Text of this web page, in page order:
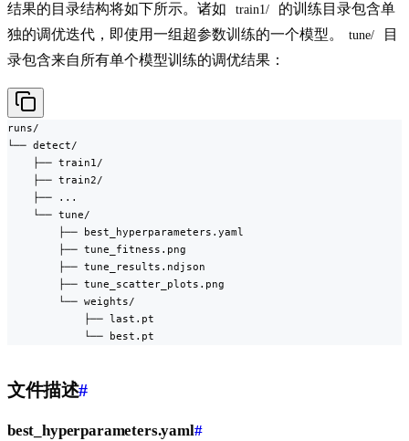
结果的目录结构将如下所示。诸如 train1/
的训练目录包含单
独的调优迭代，即使用一组超参数训练的一个模型。
tune/
目
录包含来自所有单个模型训练的调优结果：
runs/
└── detect/
    ├── train1/
    ├── train2/
    ├── ...
    └── tune/
        ├── best_hyperparameters.yaml
        ├── tune_fitness.png
        ├── tune_results.ndjson
        ├── tune_scatter_plots.png
        └── weights/
            ├── last.pt
            └── best.pt
文件描述#
best_hyperparameters.yaml#